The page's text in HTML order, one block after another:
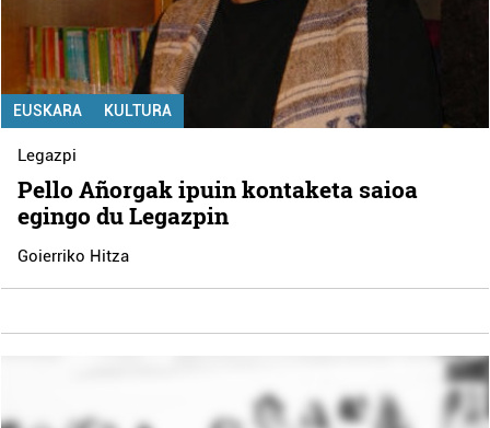
EUSKARA KULTURA
Legazpi
Pello Añorgak ipuin kontaketa saioa
egingo du Legazpin
Goierriko Hitza